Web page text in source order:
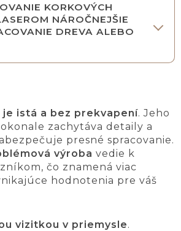
KORKOVÝCH
NÁROČNEJŠIE
DREVA ALEBO
je istá a bez prekvapení. Jeho
zachytáva detaily a
presné spracovanie.
výroba vedie k
čo znamená viac
hodnotenia pre váš
vizitkou v priemysle.